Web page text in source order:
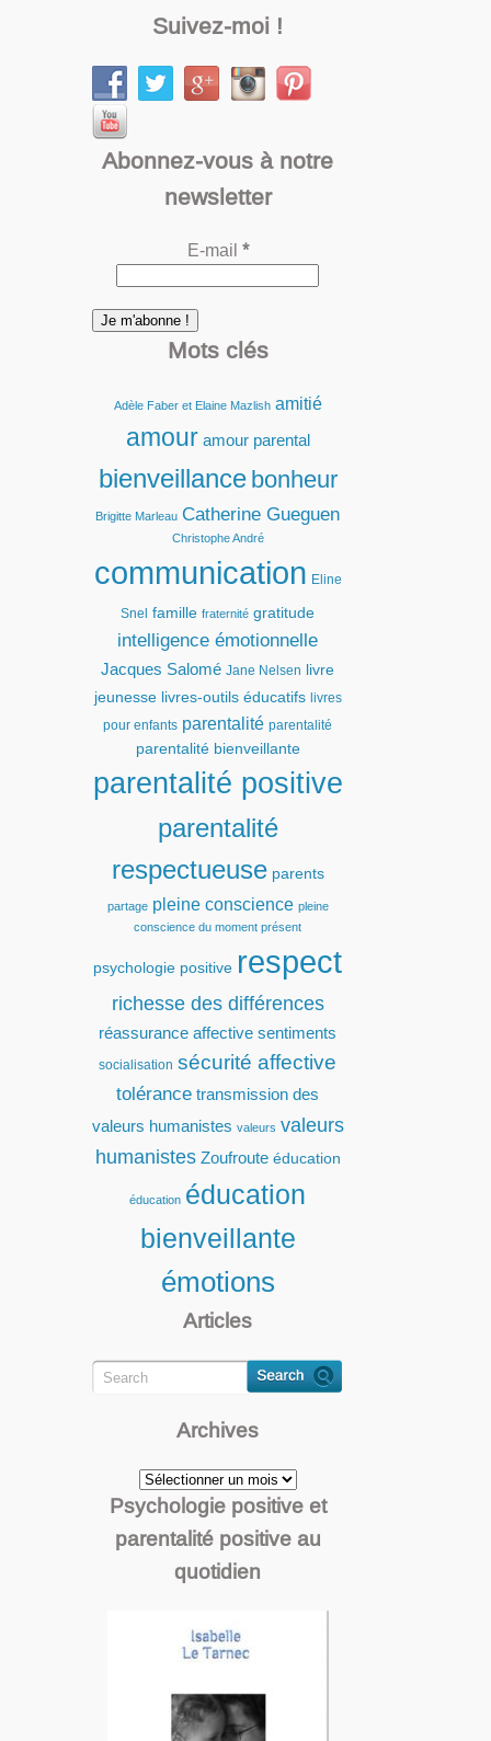
Suivez-moi !
Abonnez-vous à notre
newsletter
E-mail *
Mots clés
Adèle Faber et Elaine Mazlish amitié
amour amour parental
bienveillance bonheur
Brigitte Marleau Catherine Gueguen
Christophe André
communication Eline
Snel famille fraternité gratitude
intelligence émotionnelle
Jacques Salomé Jane Nelsen
livre
jeunesse livres-outils éducatifs livres
pour enfants parentalité parentalité
parentalité bienveillante
parentalité positive
parentalité
respectueuse parents
partage pleine conscience pleine
conscience du moment présent
psychologie positive respect
richesse des différences
réassurance affective sentiments
socialisation sécurité affective
tolérance transmission des
valeurs humanistes valeurs valeurs
humanistes Zoufroute éducation
éducation éducation
bienveillante
émotions
Articles
Archives
Archives
Psychologie positive et
parentalité positive au
quotidien